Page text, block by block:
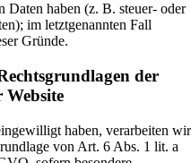
Daten haben (z. B. steuer- oder
im letztgenannten Fall
Gründe.
der
Website
haben, verarbeiten wir
von Art. 6 Abs. 1 lit. a